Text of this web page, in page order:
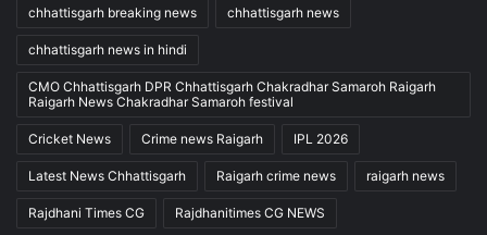
chhattisgarh breaking news chhattisgarh news
chhattisgarh news in hindi
CMO Chhattisgarh DPR Chhattisgarh Chakradhar Samaroh Raigarh
Raigarh News Chakradhar Samaroh festival
Cricket News Crime news Raigarh IPL 2026
Latest News Chhattisgarh Raigarh crime news raigarh news
Rajdhani Times CG Rajdhanitimes CG NEWS